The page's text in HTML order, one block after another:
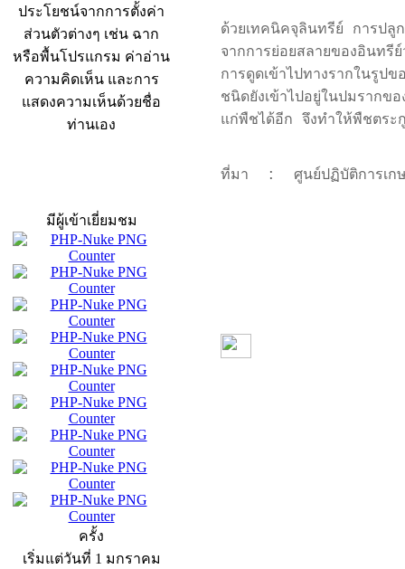
ประโยชน์จากการตั้งค่า
ส่วนตัวต่างๆ เช่น ฉาก
หรือพื้นโปรแกรม ค่าอ่าน
ความคิดเห็น และการ
แสดงความเห็นด้วยชื่อ
ท่านเอง
มีผู้เข้าเยี่ยมชม
ครั้ง
เริ่มแต่วันที่ 1 มกราคม
ด้วยเทคนิคจุลินทรีย์ การปลู
จากการย่อยสลายของอินทรี
การดูดเข้าไปทางรากในรู
ชนิดยังเข้าไปอยู่ในปมรากข
แก่พืชได้อีก จึงทำให้พืชตระ
ที่มา : ศูนย์ปฏิบัติการเกษ